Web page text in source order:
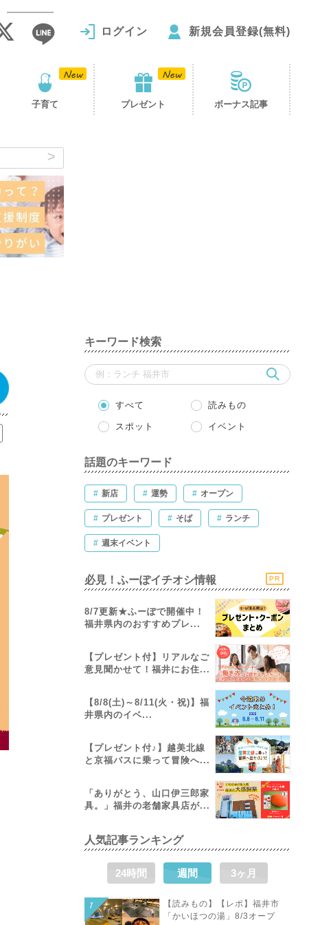
ログイン 新規会員登録(無料)
子育て プレゼント ボーナス記事
キーワード検索
すべて 読みもの
スポット イベント
話題のキーワード
# 新店 # 運勢 # オープン
# プレゼント # そば # ランチ
# 週末イベント
必見！ふーぽイチオシ情報 PR
8/7更新★ふーぽで開催中！
福井県内のおすすめプレ...
【プレゼント付】リアルなご
意見聞かせて！福井にお住...
【8/8(土)～8/11(火・祝)】福
井県内のイベ...
【プレゼント付♪】越美北線
と京福バスに乗って冒険へ...
「ありがとう、山口伊三郎家
具。」福井の老舗家具店が...
人気記事ランキング
24時間 週間 3ヶ月
【読みもの】【レポ】福井市
「かいほつの湯」8/3オープ